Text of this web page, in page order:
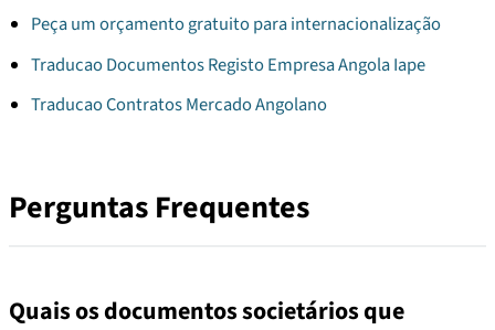
Peça um orçamento gratuito para internacionalização
Traducao Documentos Registo Empresa Angola Iape
Traducao Contratos Mercado Angolano
Perguntas Frequentes
Quais os documentos societários que